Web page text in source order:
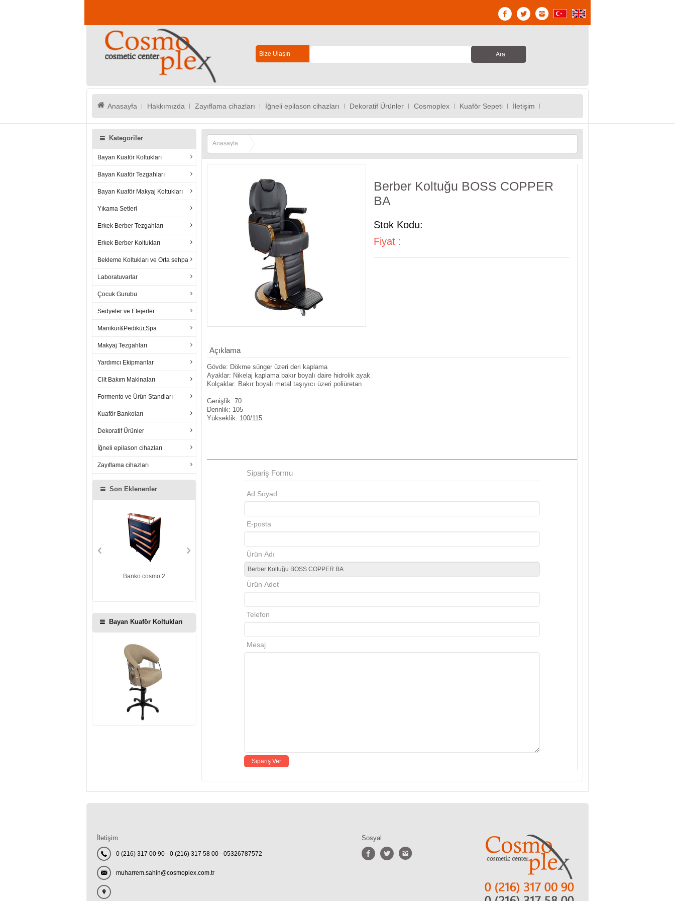
Bize Ulaşın
Anasayfa Hakkımızda Zayıflama cihazları İğneli epilason cihazları Dekoratif Ürünler Cosmoplex Kuaför Sepeti İletişim
Kategoriler
Bayan Kuaför Koltukları
Bayan Kuaför Tezgahları
Bayan Kuaför Makyaj Koltukları
Yıkama Setleri
Erkek Berber Tezgahları
Erkek Berber Koltukları
Bekleme Koltukları ve Orta sehpa
Laboratuvarlar
Çocuk Gurubu
Sedyeler ve Etejerler
Manikür&Pedikür,Spa
Makyaj Tezgahları
Yardımcı Ekipmanlar
Cilt Bakım Makinaları
Formento ve Ürün Standları
Kuaför Bankoları
Dekoratif Ürünler
İğneli epilason cihazları
Zayıflama cihazları
Son Eklenenler
Banko cosmo 2 Banko cosmo Tezgah ön ayaklık
Bayan Kuaför Koltukları
Anasayfa
Berber Koltuğu BOSS COPPER
BA
Stok Kodu:
Fiyat :
Açıklama
Gövde: Dökme sünger üzeri deri kaplama
Ayaklar: Nikelaj kaplama bakır boyalı daire hidrolik ayak
Kolçaklar: Bakır boyalı metal taşıyıcı üzeri poliüretan
Genişlik: 70
Derinlik: 105
Yükseklik: 100/115
Sipariş Formu
Ad Soyad
E-posta
Ürün Adı
Ürün Adet
Telefon
Mesaj
İletişim
0 (216) 317 00 90 - 0 (216) 317 58 00 - 05326787572
muharrem.sahin@cosmoplex.com.tr
Sosyal